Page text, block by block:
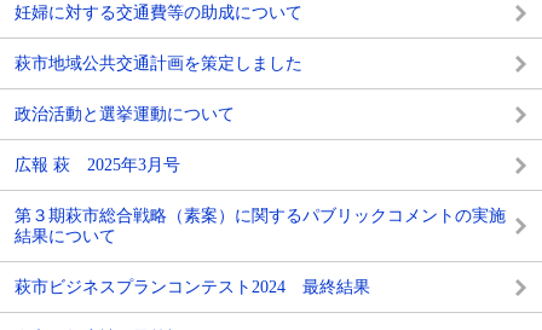
妊婦に対する交通費等の助成について
萩市地域公共交通計画を策定しました
政治活動と選挙運動について
広報 萩 2025年3月号
第３期萩市総合戦略（素案）に関するパブリックコメントの実施
結果について
萩市ビジネスプランコンテスト2024 最終結果